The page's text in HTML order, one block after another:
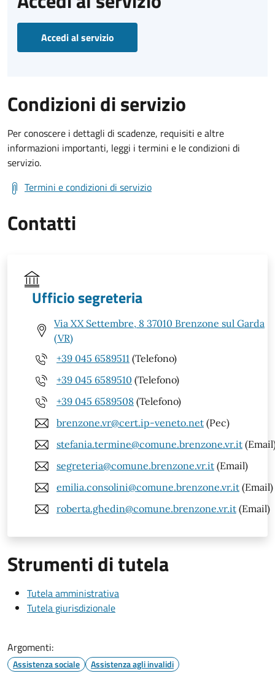
Accedi al servizio
Condizioni di servizio
Per conoscere i dettagli di scadenze, requisiti e altre
informazioni importanti, leggi i termini e le condizioni di
servizio.
Termini e condizioni di servizio
Contatti
Ufficio segreteria
Via XX Settembre, 8 37010 Brenzone sul Garda
(VR)
+39 045 6589511 (Telefono)
+39 045 6589510 (Telefono)
+39 045 6589508 (Telefono)
brenzone.vr@cert.ip-veneto.net (Pec)
stefania.termine@comune.brenzone.vr.it
segreteria@comune.brenzone.vr.it (Email)
emilia.consolini@comune.brenzone.vr.it (Email)
roberta.ghedin@comune.brenzone.vr.it (Email)
Strumenti di tutela
Tutela amministrativa
Tutela giurisdizionale
Argomenti:
Assistenza sociale Assistenza agli invalidi